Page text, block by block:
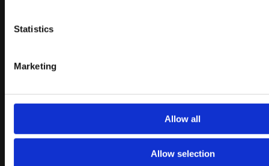
combine it with other information that you’ve provided to
Statistics
Marketing
Allow all
Allow selection